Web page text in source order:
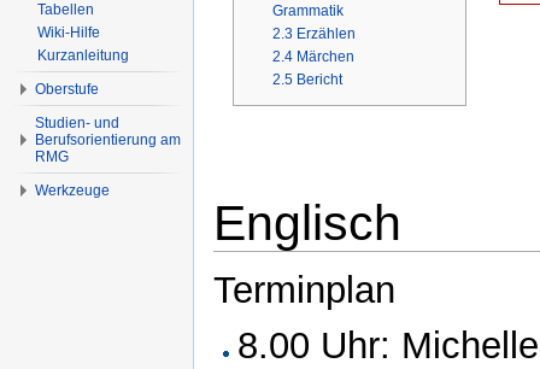
Grammatik
2.3 Erzählen
2.4 Märchen
2.5 Bericht
Englisch
Terminplan
8.00 Uhr:
Tabellen
Wiki-Hilfe
Kurzanleitung
Oberstufe
Studien- und
Berufsorientierung am
RMG
Werkzeuge